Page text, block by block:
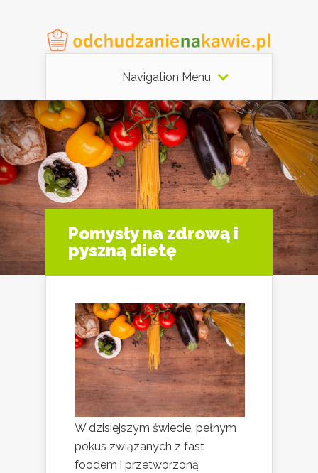
Navigation Menu
Pomysły na zdrową i
pyszną dietę
W dzisiejszym świecie, pełnym
pokus związanych z fast
foodem i przetworzoną